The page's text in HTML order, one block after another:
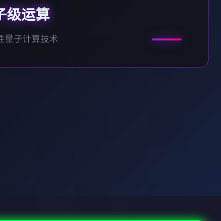
级运算
量子计算技术